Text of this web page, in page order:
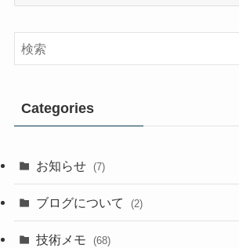
Categories
お知らせ (7)
ブログについて (2)
技術メモ (68)